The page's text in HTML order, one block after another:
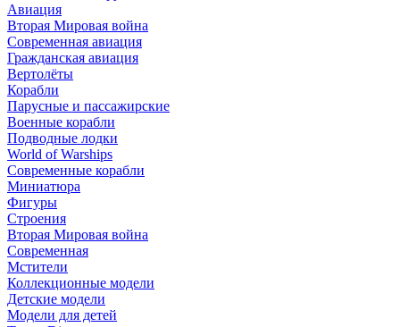
Авиация
Вторая Мировая война
Современная авиация
Гражданская авиация
Вертолёты
Корабли
Парусные и пассажирские
Военные корабли
Подводные лодки
World of Warships
Современные корабли
Миниатюра
Фигуры
Строения
Вторая Мировая война
Современная
Мстители
Коллекционные модели
Детские модели
Модели для детей